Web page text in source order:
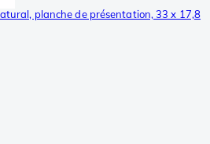
planche de présentation, 33 x 17,8